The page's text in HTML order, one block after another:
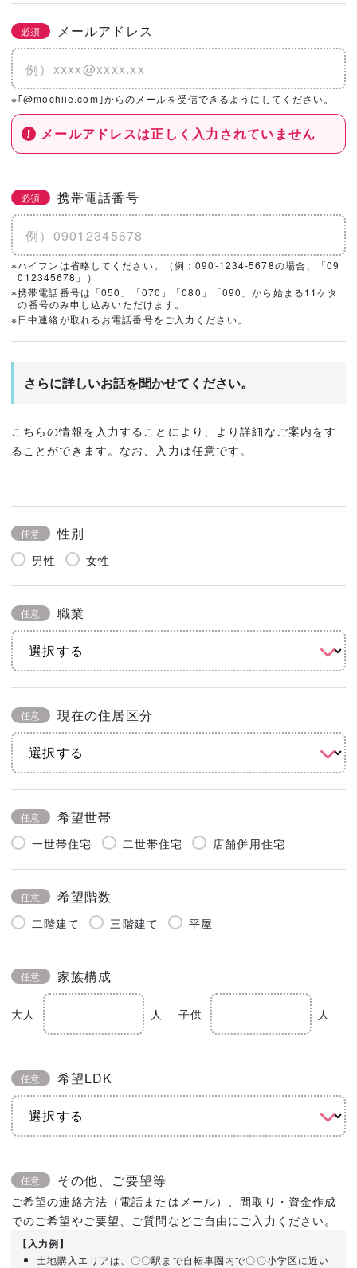
必須 メールアドレス
※｢@mochiie.com｣からのメールを受信できるようにしてください。
メールアドレスは正しく入力されていません
必須 携帯電話番号
※ハイフンは省略してください。（例：090-1234-5678の場合、「09
012345678」）
※携帯電話番号は「050」「070」「080」「090」から始まる11ケタ
の番号のみ申し込みいただけます。
※日中連絡が取れるお電話番号をご入力ください。
さらに詳しいお話を聞かせてください。
こちらの情報を入力することにより、より詳細なご案内をす
ることができます。なお、入力は任意です。
任意 性別
男性 女性
任意 職業
任意 現在の住居区分
任意 希望世帯
一世帯住宅 二世帯住宅 店舗併用住宅
任意 希望階数
二階建て 三階建て 平屋
任意 家族構成
大人 人 子供 人
任意 希望LDK
任意 その他、ご要望等
ご希望の連絡方法（電話またはメール）、間取り・資金作成
でのご希望やご要望、ご質問などご自由にご入力ください。
【入力例】
土地購入エリアは、〇〇駅まで自転車圏内で〇〇小学区に近い